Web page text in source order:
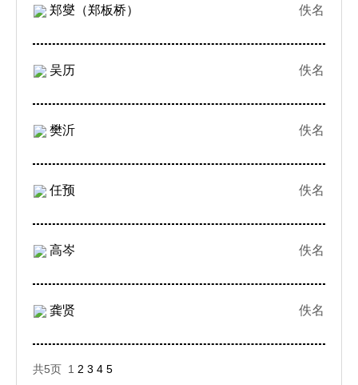
郑燮（郑板桥） 佚名
吴历 佚名
樊沂 佚名
任预 佚名
高岑 佚名
龚贤 佚名
共5页 1 2 3 4 5